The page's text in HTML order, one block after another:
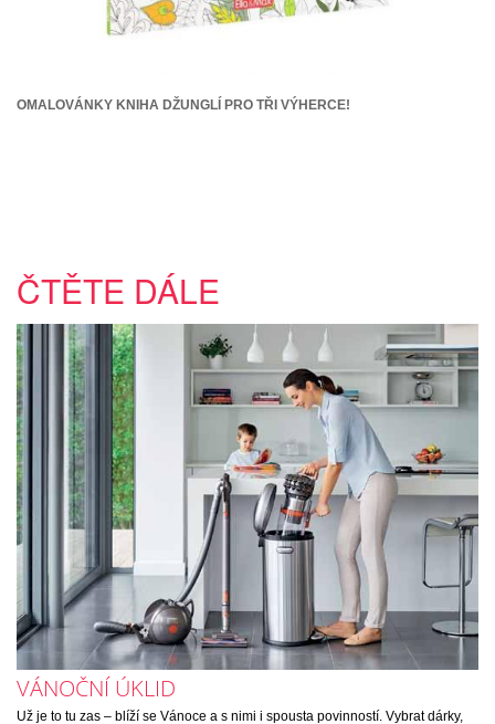
OMALOVÁNKY KNIHA DŽUNGLÍ PRO TŘI VÝHERCE!
ČTĚTE DÁLE
VÁNOČNÍ ÚKLID
Už je to tu zas – blíží se Vánoce a s nimi i spousta povinností. Vybrat dárky,